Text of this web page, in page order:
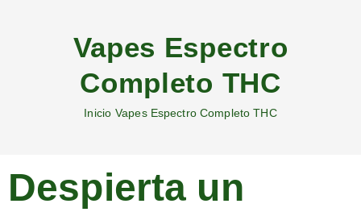
Vapes Espectro
Completo THC
Inicio Vapes Espectro Completo THC
Despierta un